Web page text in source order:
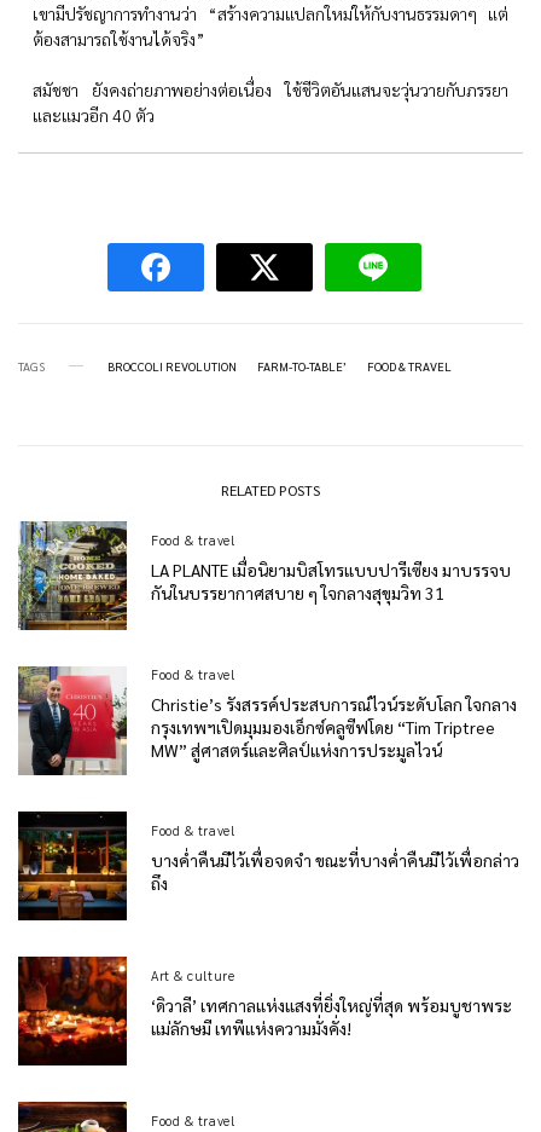
เขามีปรัชญาการทำงานว่า “สร้างความแปลกใหม่ให้กับงานธรรมดาๆ แต่
ต้องสามารถใช้งานได้จริง”
สมัชชา ยังคงถ่ายภาพอย่างต่อเนื่อง ใช้ชีวิตอันแสนจะวุ่นวายกับภรรยา
และแมวอีก 40 ตัว
TAGS BROCCOLI REVOLUTION FARM-TO-TABLE’ FOOD & TRAVEL
RELATED POSTS
Food & travel
LA PLANTE เมื่อนิยามบิสโทรแบบปารีเซียง มาบรรจบ
กันในบรรยากาศสบาย ๆ ใจกลางสุขุมวิท 31
Food & travel
Christie’s รังสรรค์ประสบการณ์ไวน์ระดับโลก ใจกลาง
กรุงเทพฯเปิดมุมมองเอ็กซ์คลูซีฟโดย “Tim Triptree
MW” สู่ศาสตร์และศิลป์แห่งการประมูลไวน์
Food & travel
บางค่ำคืนมีไว้เพื่อจดจำ ขณะที่บางค่ำคืนมีไว้เพื่อกล่าว
ถึง
Art & culture
‘ดิวาลี’ เทศกาลแห่งแสงที่ยิ่งใหญ่ที่สุด พร้อมบูชาพระ
แม่ลักษมี เทพีแห่งความมั่งคั่ง!
Food & travel